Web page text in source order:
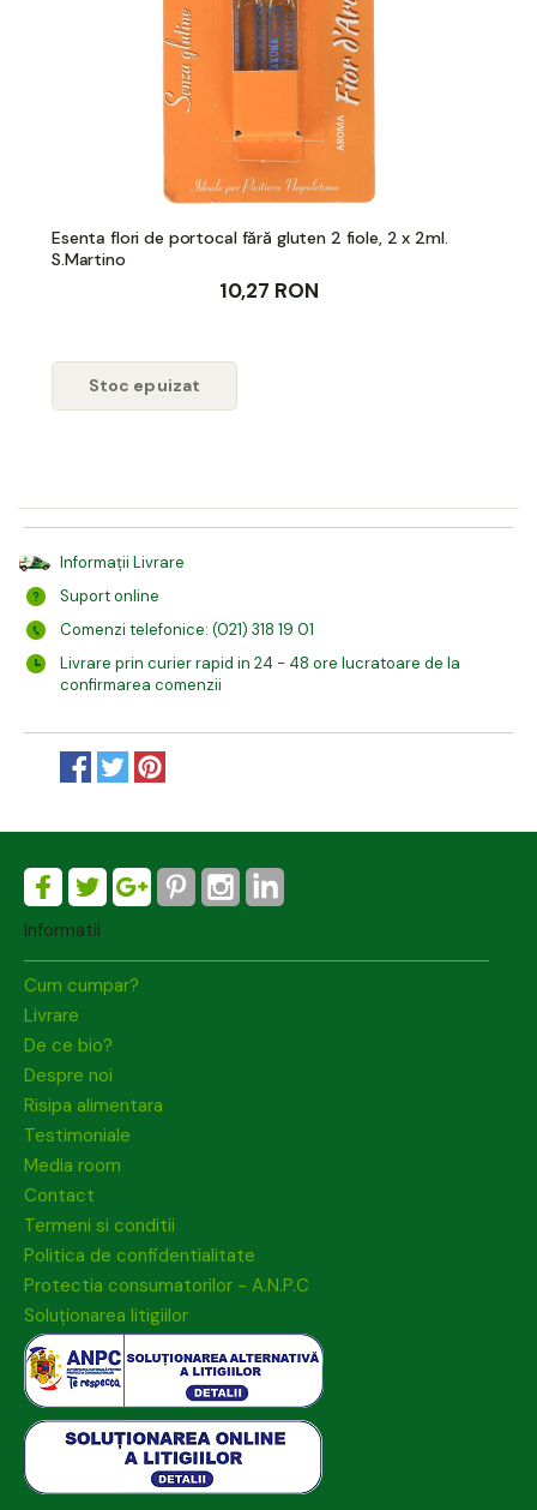
Esenta flori de portocal fără gluten 2 fiole, 2 x 2ml.
S.Martino
10,27 RON
Stoc epuizat
Informații Livrare
Suport online
Comenzi telefonice: (021) 318 19 01
Livrare prin curier rapid in 24 - 48 ore lucratoare de la
confirmarea comenzii
Informatii
Cum cumpar?
Livrare
De ce bio?
Despre noi
Risipa alimentara
Testimoniale
Media room
Contact
Termeni si conditii
Politica de confidentialitate
Protectia consumatorilor - A.N.P.C
Soluționarea litigiilor